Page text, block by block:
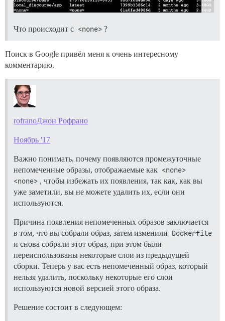
Что происходит с <none> ?
Поиск в Google привёл меня к очень интересному
комментарию.
rofranoДжон Рофрано
Ноябрь '17
Важно понимать, почему появляются промежуточные
непомеченные образы, отображаемые как <none>
<none> , чтобы избежать их появления, так как, как вы
уже заметили, вы не можете удалить их, если они
используются.
Причина появления непомеченных образов заключается
в том, что вы собрали образ, затем изменили Dockerfile
и снова собрали этот образ, при этом были
переиспользованы некоторые слои из предыдущей
сборки. Теперь у вас есть непомеченный образ, который
нельзя удалить, поскольку некоторые его слои
используются новой версией этого образа.
Решение состоит в следующем: